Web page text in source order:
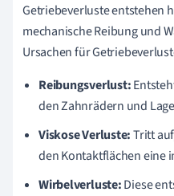
Getriebeverluste entstehen
mechanische Reibung und
Ursachen für
Reibungsverlust:
den Zahnrädern und
Viskose Verluste:Tritt
den Kontaktflächen eine
Wirbelverluste:Diese